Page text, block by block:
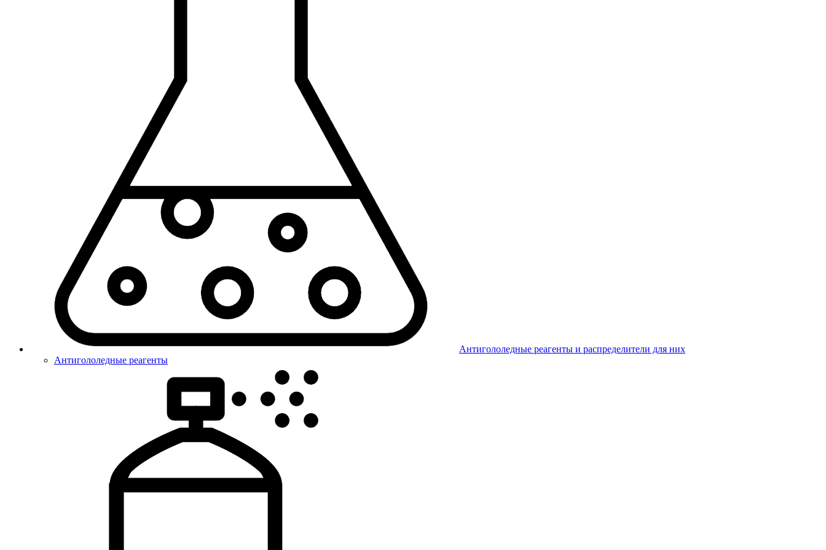
Антигололедные реагенты и распределители для них
Антигололедные реагенты